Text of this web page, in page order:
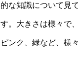
な知識について見
。大きさは様々で
ンク、緑など、様